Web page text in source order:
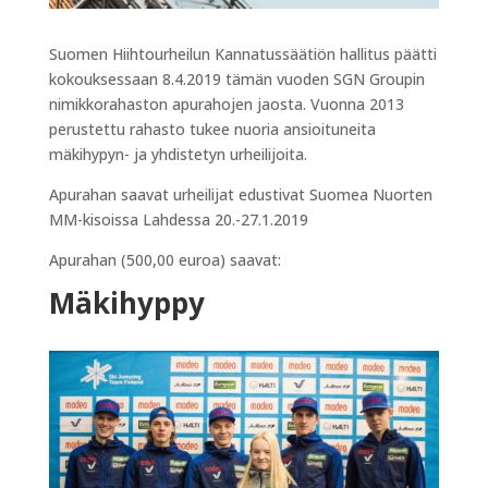
Suomen Hiihtourheilun Kannatussäätiön hallitus päätti
kokouksessaan 8.4.2019 tämän vuoden SGN Groupin
nimikkorahaston apurahojen jaosta. Vuonna 2013
perustettu rahasto tukee nuoria ansioituneita
mäkihypyn- ja yhdistetyn urheilijoita.
Apurahan saavat urheilijat edustivat Suomea Nuorten
MM-kisoissa Lahdessa 20.-27.1.2019
Apurahan (500,00 euroa) saavat:
Mäkihyppy